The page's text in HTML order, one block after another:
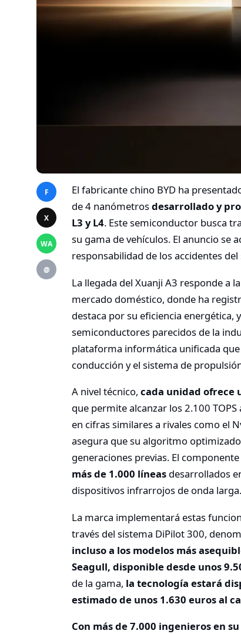
F
X
WA
@
El fabricante chino BYD ha
de 4 nanómetrosdesarrollado y
L3 y L4. Este semiconductor busca
su gama de vehículos. El anuncio se
responsabilidad de los accidentes
La llegada del Xuanji A3 responde a
mercado doméstico, donde ha
destaca por su eficiencia
semiconductores parecidos de la
plataforma informática unificada
conducción y el sistema de
A nivel técnico, cada unidad ofrece
que permite alcanzar los 2.100
en cifras similares a rivales como el
asegura que su algoritmo
generaciones previas. El
más de 1.000 líneas desarrollados
dispositivos infrarrojos de onda larga.
La marca implementará estas
través del sistema DiPilot 300,
incluso a los modelos más
Seagull, disponible desde unos
de la gama, la tecnología estará
estimado de unos 1.630 euros al
Con más de 7.000 ingenieros en